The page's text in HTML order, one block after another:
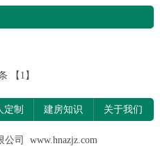
【1】
定制 建房知识 关于我们
司 www.hnazjz.com